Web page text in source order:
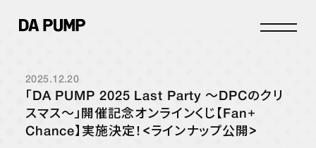
INFO
SCHEDULE
STORE
2025.12.20
「DA PUMP 2025 Last Party 〜DPCのクリ
スマス〜」開催記念オンラインくじ【Fan+
Chance】実施決定！<ラインナップ公開>